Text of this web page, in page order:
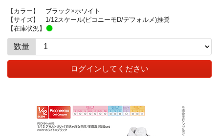
【カラー】
ブラック×ホワイト
【サイズ】
1/12スケール(ピコニーモD/デフォルメ)推奨
【在庫状況】
数量
ログインしてください